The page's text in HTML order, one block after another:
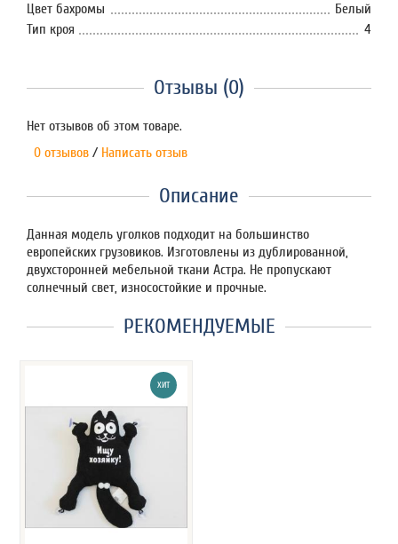
Цвет бахромы
Белый
Тип кроя
4
Отзывы (0)
Нет отзывов об этом товаре.
0 отзывов / Написать отзыв
Описание
Данная модель уголков подходит на большинство
европейских грузовиков. Изготовлены из дублированной,
двухсторонней мебельной ткани Астра. Не пропускают
солнечный свет, износостойкие и прочные.
РЕКОМЕНДУЕМЫЕ
ХИТ